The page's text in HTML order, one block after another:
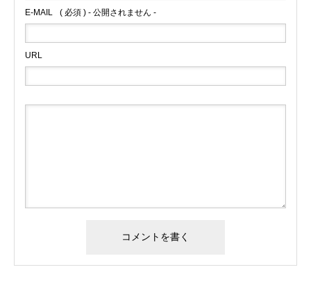
E-MAIL ( 必須 ) - 公開されません -
URL